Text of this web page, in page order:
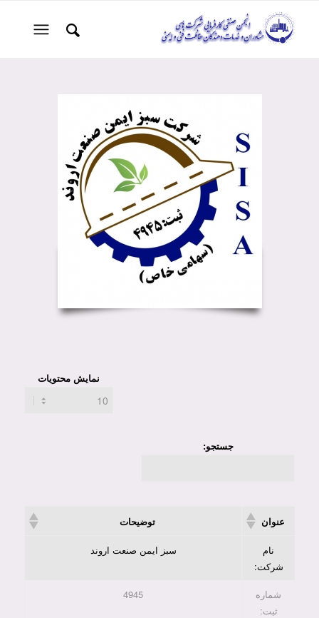
نمایش محتویات
جستجو:
عنوان توضیحات
نام
شرکت:
سبز ایمن صنعت اروند
شماره
ثبت:
4945